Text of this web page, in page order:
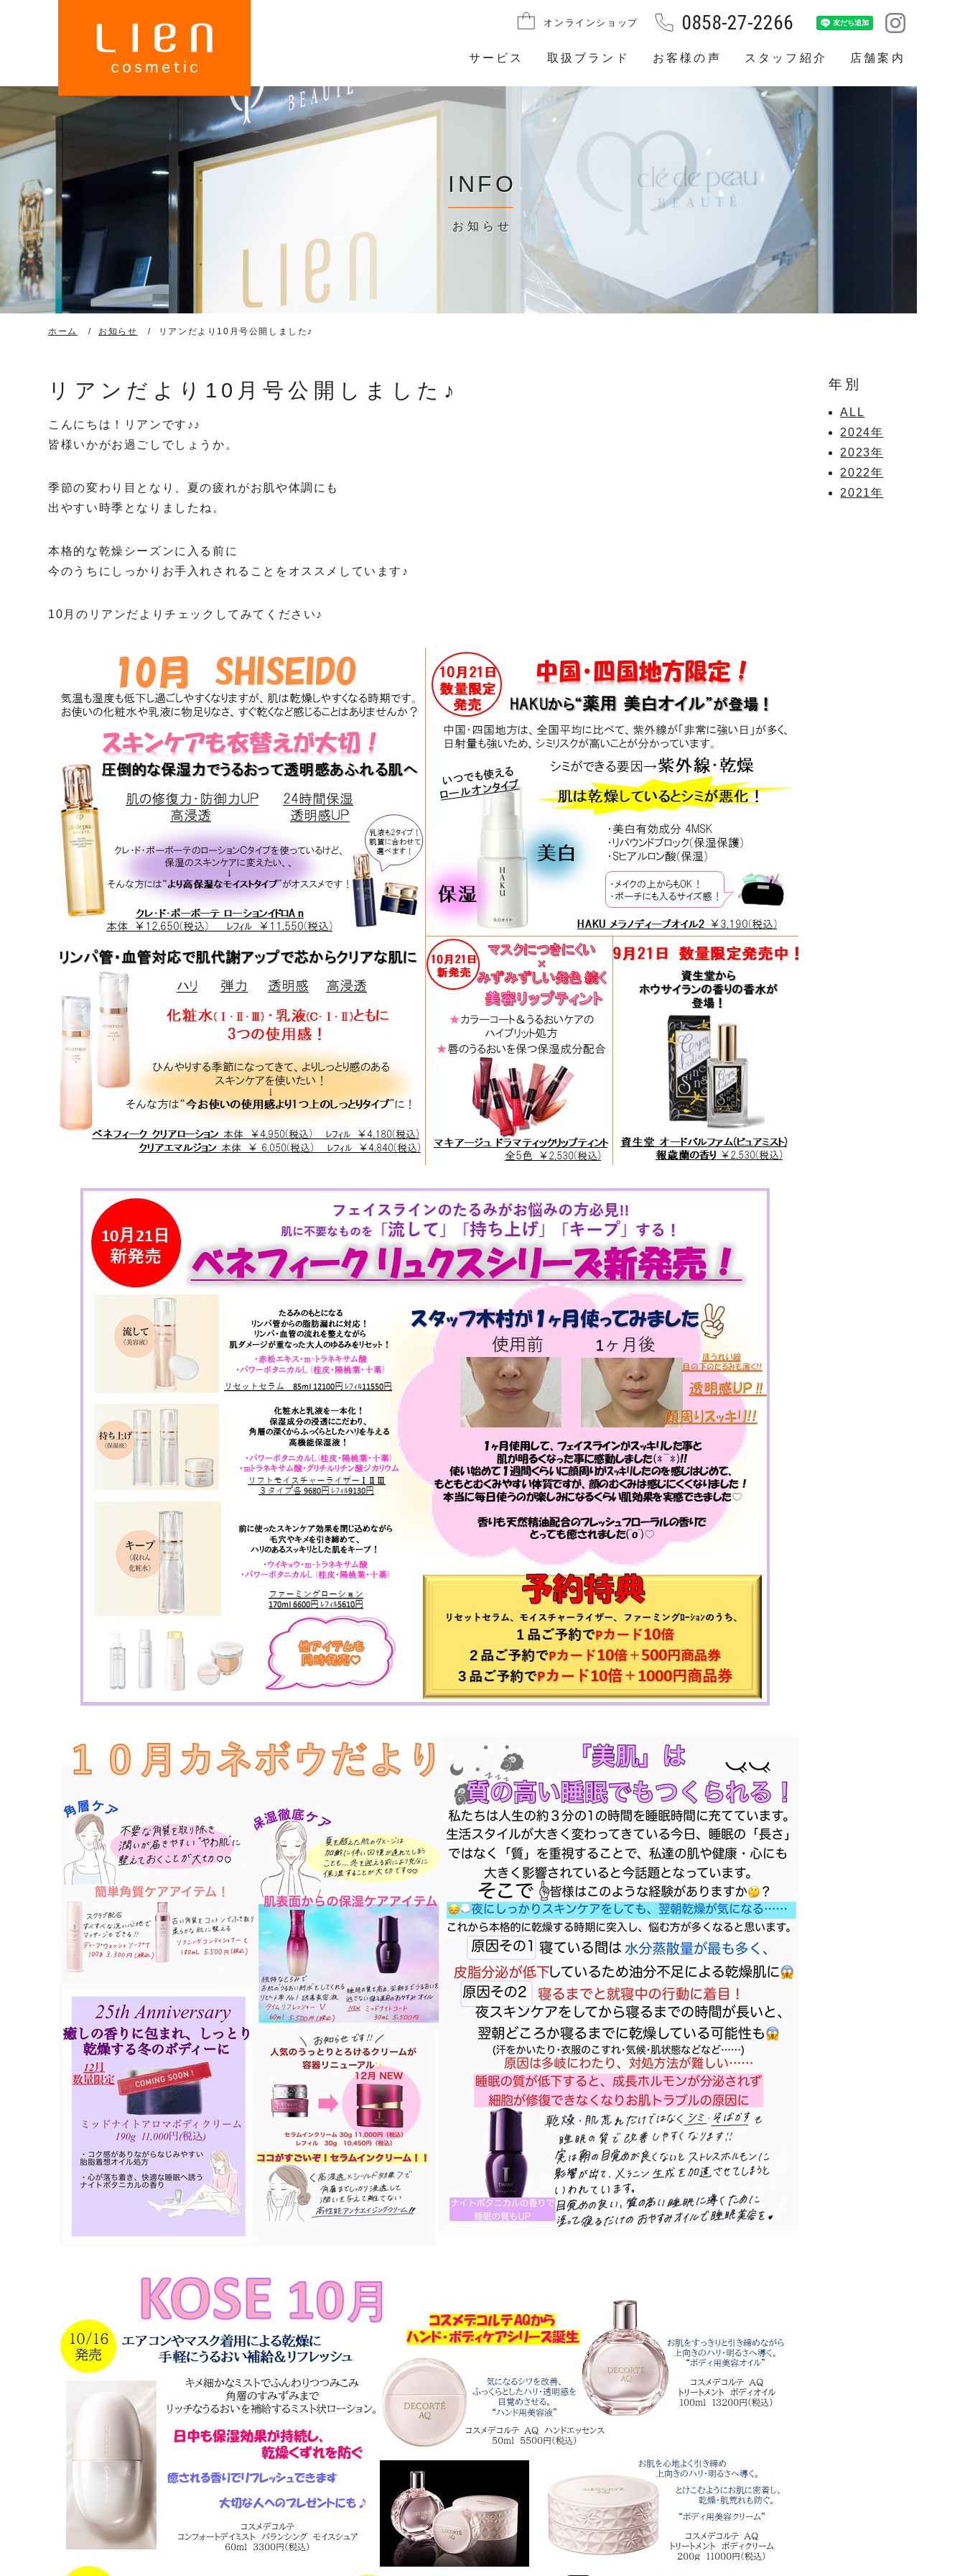
サービス 取扱ブランド お客様の声 スタッフ紹介 店舗案内
オンラインショップ 0858-27-2266
INFO
お知らせ
ホーム お知らせ リアンだより10月号公開しました♪
リアンだより10月号公開しました♪
こんにちは！リアンです♪♪
皆様いかがお過ごしでしょうか。
季節の変わり目となり、夏の疲れがお肌や体調にも
出やすい時季となりましたね。
本格的な乾燥シーズンに入る前に
今のうちにしっかりお手入れされることをオススメしています♪
10月のリアンだよりチェックしてみてください♪
年別
ALL
2024年
2023年
2022年
2021年